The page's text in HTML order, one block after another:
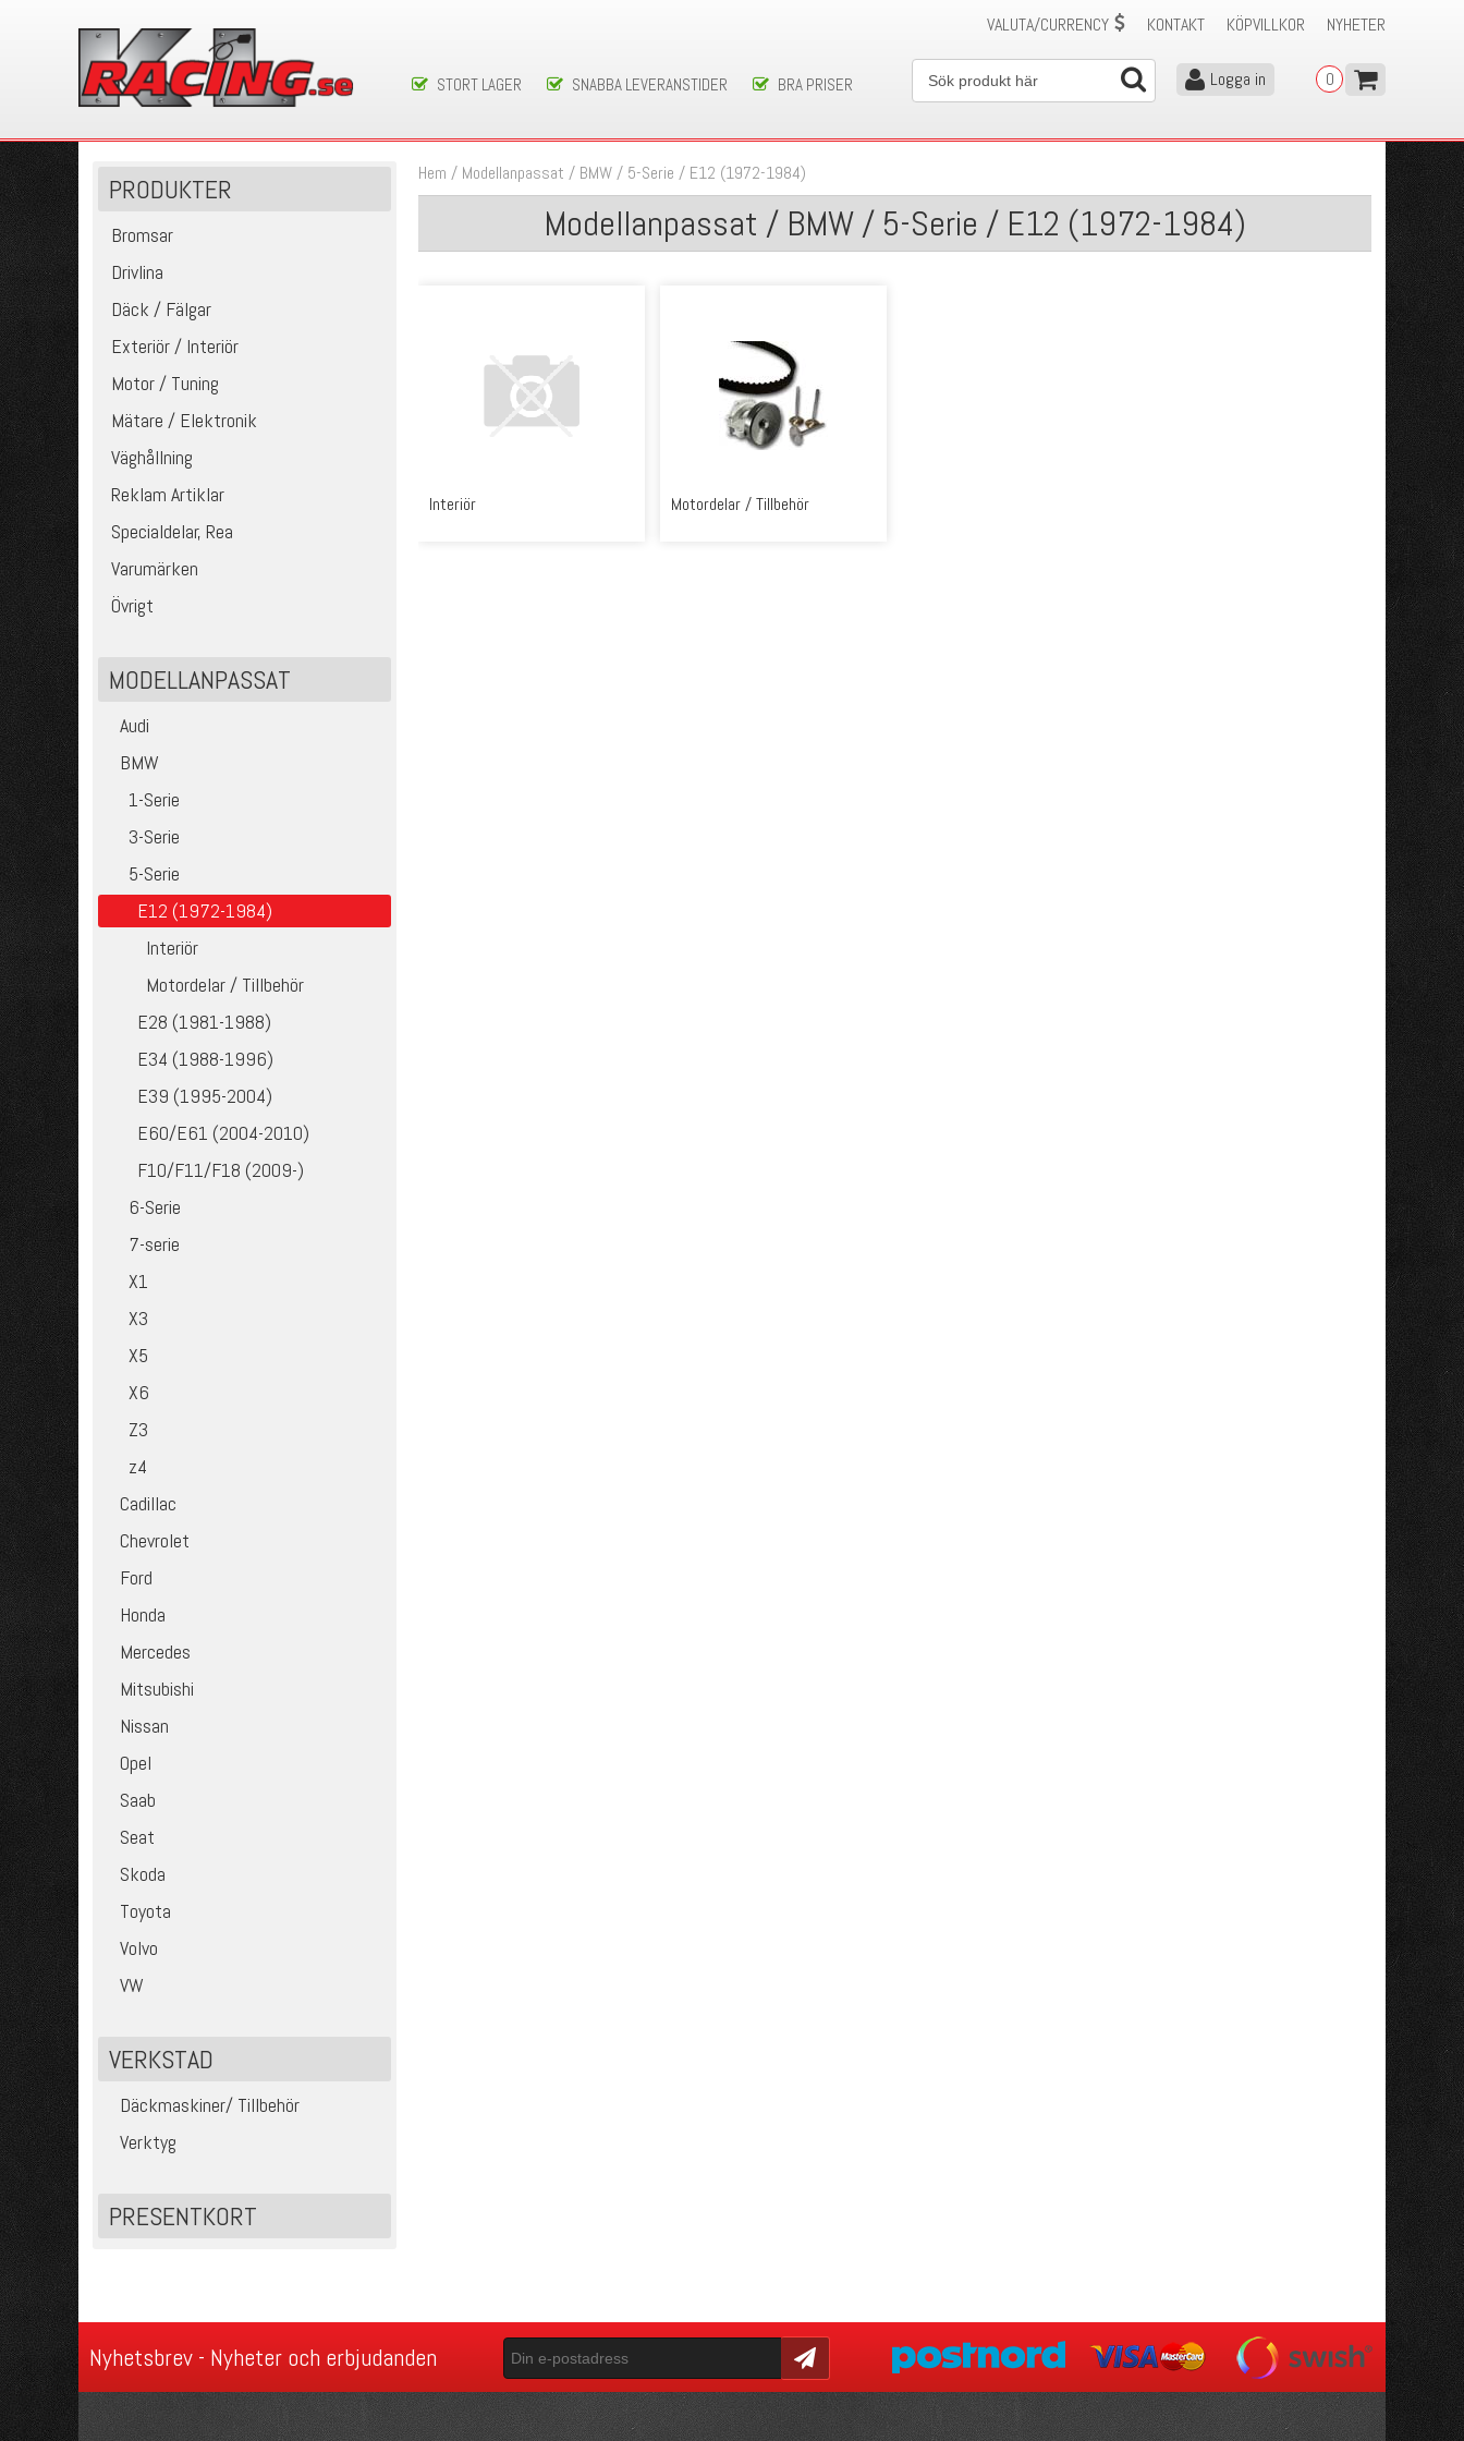
NYHETER
KÖPVILLKOR
KONTAKT
VALUTA/CURRENCY
STORT LAGER SNABBA LEVERANSTIDER BRA PRISER 0
Logga in
PRODUKTER
Bromsar
Drivlina
Däck / Fälgar
Exteriör / Interiör
Motor / Tuning
Mätare / Elektronik
Väghållning
Reklam Artiklar
Specialdelar, Rea
Varumärken
Övrigt
MODELLANPASSAT
Audi
BMW
1-Serie
3-Serie
5-Serie
E12 (1972-1984)
Interiör
Motordelar / Tillbehör
E28 (1981-1988)
E34 (1988-1996)
E39 (1995-2004)
E60/E61 (2004-2010)
F10/F11/F18 (2009-)
6-Serie
7-serie
X1
X3
X5
X6
Z3
z4
Cadillac
Chevrolet
Ford
Honda
Mercedes
Mitsubishi
Nissan
Opel
Saab
Seat
Skoda
Toyota
Volvo
VW
VERKSTAD
Däckmaskiner/ Tillbehör
Verktyg
PRESENTKORT
Hem / Modellanpassat / BMW / 5-Serie / E12 (1972-1984)
Modellanpassat / BMW / 5-Serie / E12 (1972-1984)
Interiör Motordelar / Tillbehör
Nyhetsbrev - Nyheter och erbjudanden Skicka